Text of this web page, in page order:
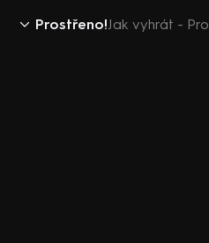
Prostřeno!Jak vyhrát -